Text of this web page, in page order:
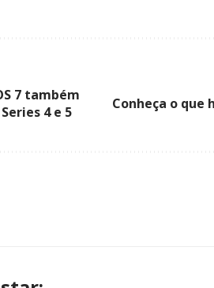
7 também
4 e 5
Conheça o que